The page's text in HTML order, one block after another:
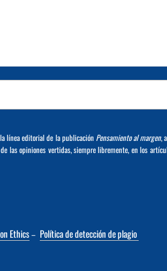
línea editorial de la publicación Pensamiento al margen,
las opiniones vertidas, siempre libremente, en los
Ethics– Política de detección de plagio